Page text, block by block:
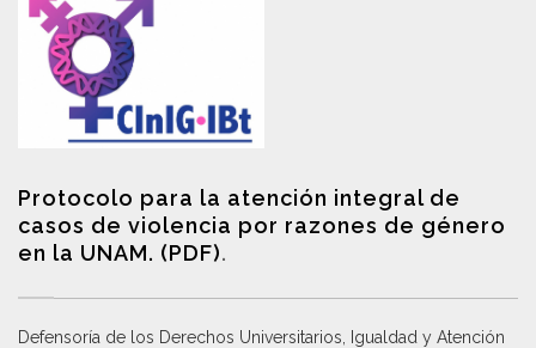
Protocolo para la atención integral de
casos de violencia por razones de género
en la UNAM. (PDF).
Defensoría de los Derechos Universitarios, Igualdad y Atención